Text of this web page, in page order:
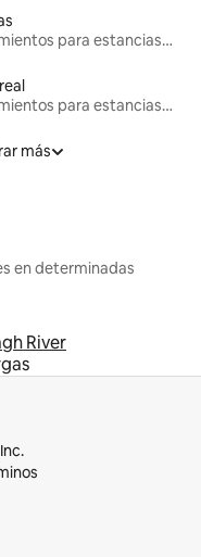
Alojamientos para estancias largas
Alojamientos para estancias largas
más
en determinadas
River